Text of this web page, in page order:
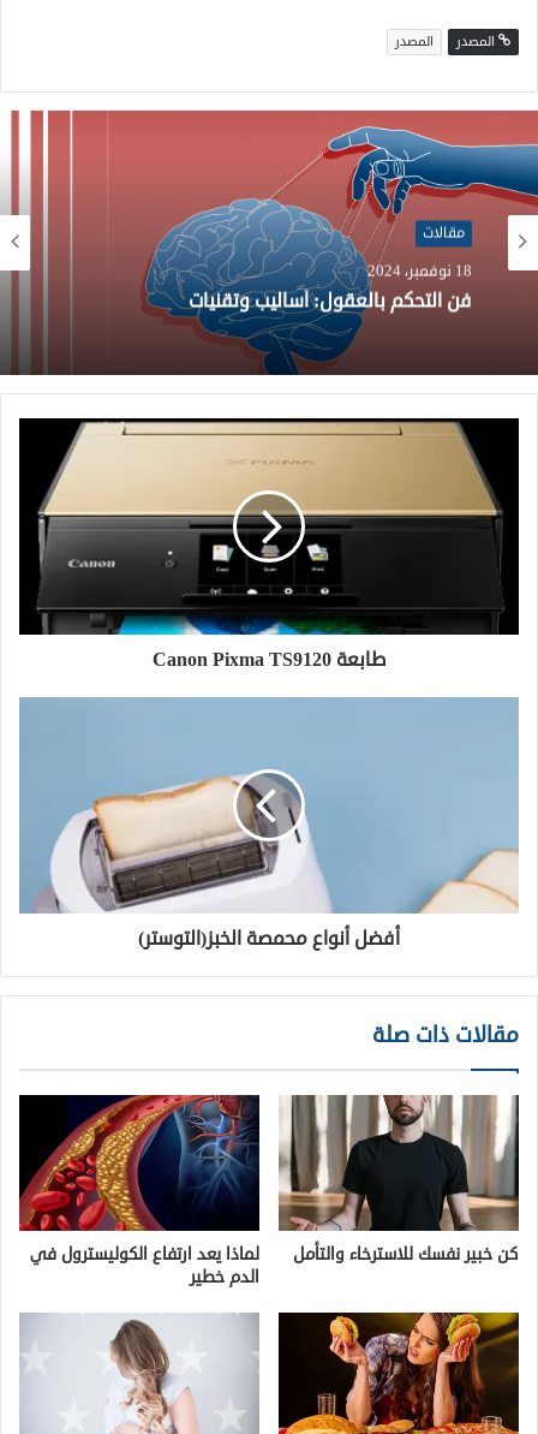
المصدر المصدر
مقالات
18 نوفمبر، 2024
فن التحكم بالعقول: أساليب وتقنيات
مقالات
26 يوليو، 2024
تطوير خلايا البيروفسكايت الشمسية: هياكل مخفية
تحقق الاستقرار والكفاءة
طابعة Canon Pixma TS9120
أفضل أنواع محمصة الخبز(التوستر)
مقالات ذات صلة
كن خبير نفسك للاسترخاء والتأمل
لماذا يعد ارتفاع الكوليسترول في
الدم خطير